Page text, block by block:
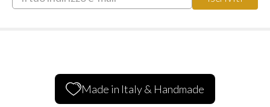
Made in Italy & Handmade